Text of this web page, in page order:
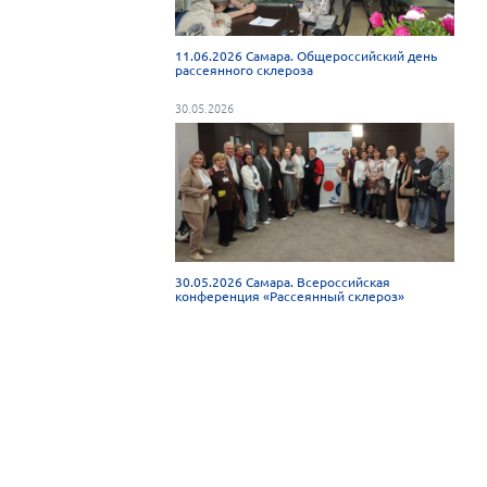
11.06.2026 Самара. Общероссийский день
рассеянного склероза
30.05.2026
30.05.2026 Самара. Всероссийская
конференция «Рассеянный склероз»